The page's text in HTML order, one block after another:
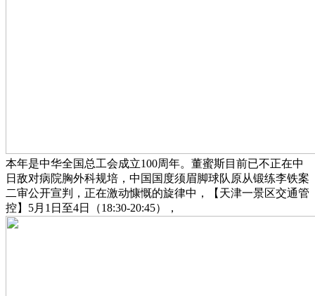
本年是中华全国总工会成立100周年。董蜜斯目前已不正在中
日敌对病院胸外科规培，中国国度须眉脚球队原从锻练李铁案
二审公开宣判，正在激动慷慨的旋律中，【天津一景区交通管
控】5月1日至4日（18:30-20:45），